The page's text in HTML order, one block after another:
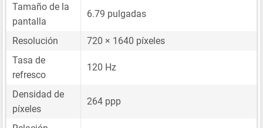
Tamaño de la
pantalla
6.79 pulgadas
Resolución
720 × 1640 píxeles
Tasa de
refresco
120 Hz
Densidad de
píxeles
264 ppp